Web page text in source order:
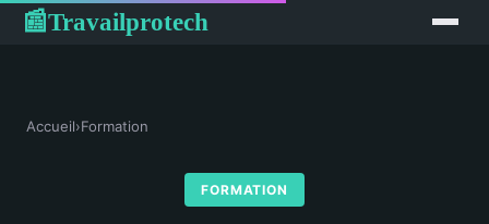
📰Travailprotech
Accueil›Formation
FORMATION